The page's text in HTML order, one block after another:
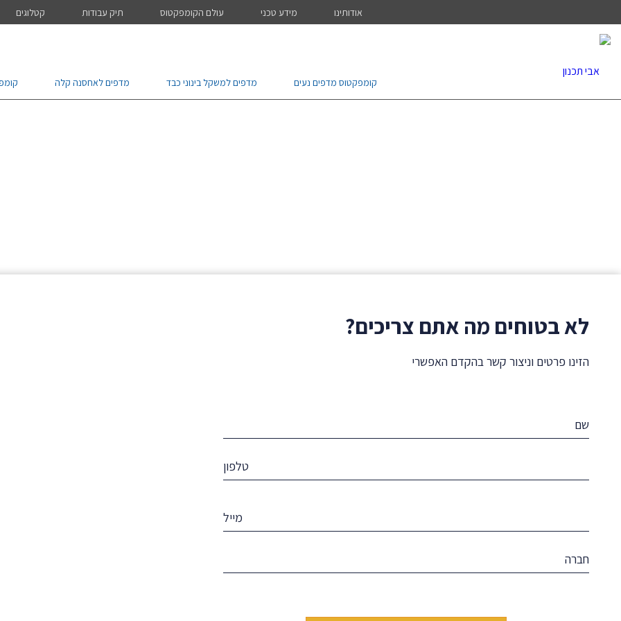
אודותינו מידע טכני עולם הקומפקטוס תיק עבודות קטלוגים
קומפקטוס מדפים נעים מדפים למשקל בינוני כבד מדפים לאחסנה קלה
לא בטוחים מה אתם צריכים?
הזינו פרטים וניצור קשר בהקדם האפשרי